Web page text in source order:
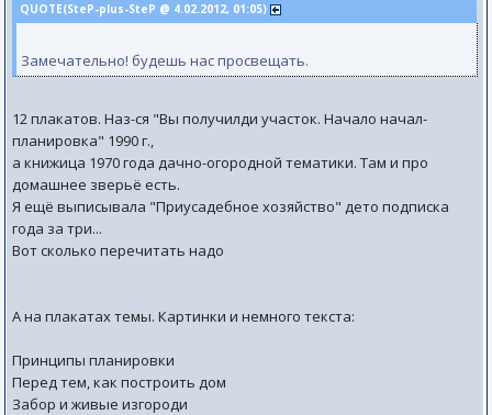
QUOTE(SteP-plus-SteP @ 4.02.2012, 01:05)
Замечательно! будешь нас просвещать.
12 плакатов. Наз-ся "Вы получилди участок. Начало начал-
планировка" 1990 г.,
а книжица 1970 года дачно-огородной тематики. Там и про
домашнее зверьё есть.
Я ещё выписывала "Приусадебное хозяйство" дето подписка
года за три...
Вот сколько перечитать надо
А на плакатах темы. Картинки и немного текста:
Принципы планировки
Перед тем, как построить дом
Забор и живые изгороди